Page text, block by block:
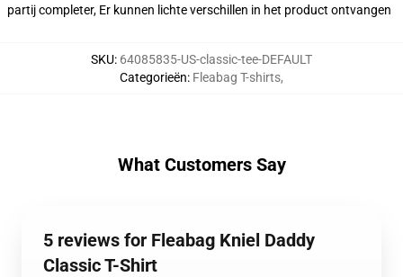
partij completer, Er kunnen lichte verschillen in het product ontvangen
SKU: 64085835-US-classic-tee-DEFAULT
Categorieën: Fleabag T-shirts,
What Customers Say
5 reviews for Fleabag Kniel Daddy
Classic T-Shirt